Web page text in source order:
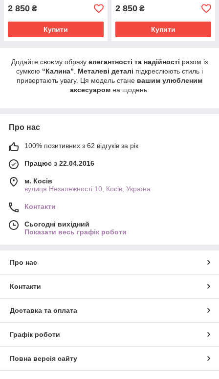
2 850 ₴
Купити
2 850 ₴
Купити
Додайте своєму образу елегантності та надійності разом із
сумкою “Калина” Металеві деталі підкреслюють стиль і
привертають увагу. Ця модель стане вашим улюбленим
аксесуаром на щодень.
Про нас
100% позитивних з 62 відгуків за рік
Працює з 22.04.2016
м. Косів
вулиця Незалежності 10, Косів, Україна
Контакти
Сьогодні вихідний
Показати весь графік роботи
Про нас
Контакти
Доставка та оплата
Графік роботи
Повна версія сайту